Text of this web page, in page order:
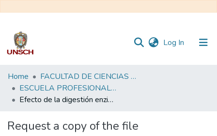
Log In (current)
Communities
&
Collections
Home
FACULTAD DE CIENCIAS BIOLÓGICAS
ESCUELA PROFESIONAL DE BIOLOGÍA - TESIS
Efecto de la digestión enzimática y medios de cultivo en la viabilidad, rendimiento y proliferación de fibroblastos obtenidos por biopsia de oreja de Vicugna pacos “alpaca”
Request a copy of the file